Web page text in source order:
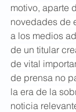
motivo, aparte
novedades de
a los medios
de un titular
de vital
de prensa no
la era de la
noticia